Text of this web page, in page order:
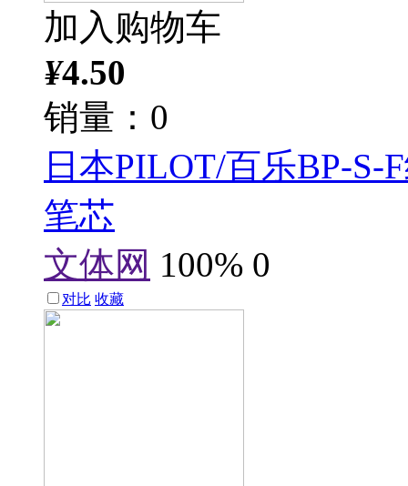
加入购物车
¥4.50
销量：0
日本PILOT/百乐BP-S-
笔芯
文体网 100% 0
对比 收藏